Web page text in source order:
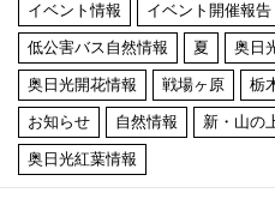
イベント情報 イベント開催報告
低公害バス自然情報 夏 奥日
奥日光開花情報 戦場ヶ原 栃
お知らせ 自然情報 新・山の
奥日光紅葉情報